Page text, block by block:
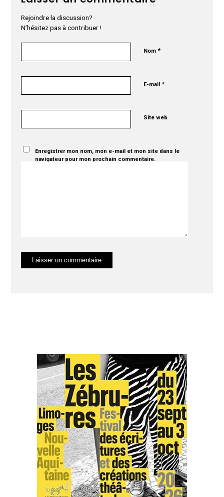
Rejoindre la discussion?
N’hésitez pas à contribuer !
Nom*
E-mail*
Site web
Enregistrer mon nom, mon e-mail et mon site dans le
navigateur pour mon prochain commentaire.